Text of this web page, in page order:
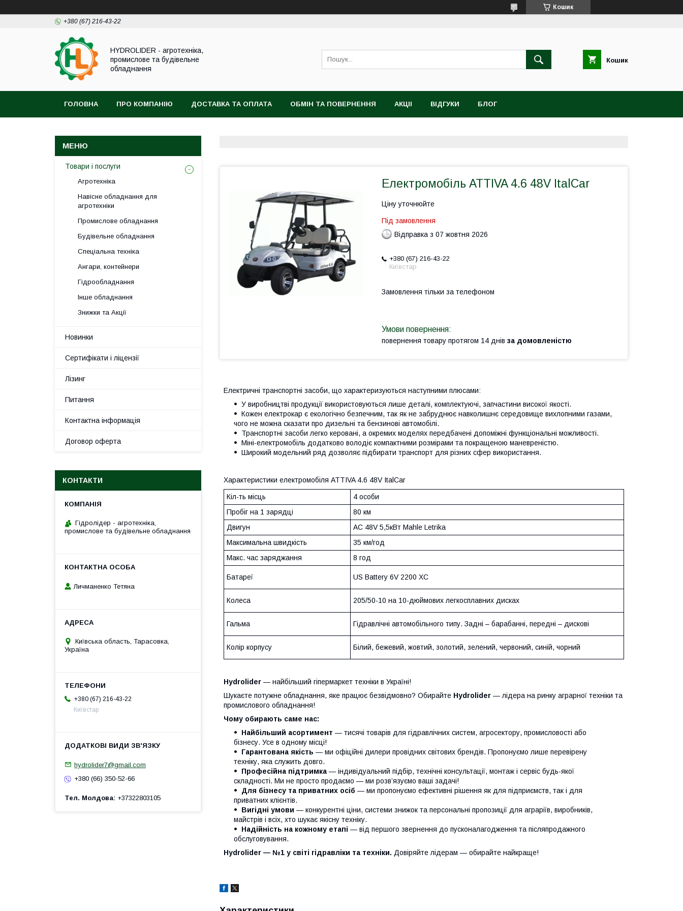
Кошик
+380 (67) 216-43-22
HYDROLIDER - агротехніка,
промислове та будівельне
обладнання
Кошик
ГОЛОВНА ПРО КОМПАНІЮ ДОСТАВКА ТА ОПЛАТА ОБМІН ТА ПОВЕРНЕННЯ АКЦІІ ВІДГУКИ БЛОГ
Електромобіль ATTIVA 4.6 48V ItalCar
Ціну уточнюйте
Під замовлення
Відправка з 07 жовтня 2026
+380 (67) 216-43-22
Київстар
Замовлення тільки за телефоном
повернення товару протягом 14 днів за домовленістю
Електричні транспортні засоби, що характеризуються наступними плюсами:
У виробництві продукції використовуються лише деталі, комплектуючі, запчастини високої якості.
Кожен електрокар є екологічно безпечним, так як не забруднює навколишнє середовище вихлопними газами,
чого не можна сказати про дизельні та бензинові автомобілі.
Транспортні засоби легко керовані, а окремих моделях передбачені допоміжні функціональні можливості.
Міні-електромобіль додатково володіє компактними розмірами та покращеною маневреністю.
Широкий модельний ряд дозволяє підбирати транспорт для різних сфер використання.
Характеристики електромобіля ATTIVA 4.6 48V ItalCar
Кіл-ть місць
4 особи
Пробіг на 1 зарядці
80 км
Двигун
AC 48V 5,5кВт Mahle Letrika
Максимальна швидкість
35 км/год
Макс. час заряджання
8 год
Батареї US Battery 6V 2200 XC
Колеса 205/50-10 на 10-дюймових легкосплавних дисках
Гальма Гідравлічні автомобільного типу. Задні – барабанні, передні – дискові
Колір корпусу Білий, бежевий, жовтий, золотий, зелений, червоний, синій, чорний
Hydrolider — найбільший гіпермаркет техніки в Україні!
Шукаєте потужне обладнання, яке працює безвідмовно? Обирайте Hydrolider — лідера на ринку аграрної техніки та
промислового обладнання!
Чому обирають саме нас:
Найбільший асортимент — тисячі товарів для гідравлічних систем, агросектору, промисловості або
бізнесу. Усе в одному місці!
Гарантована якість — ми офіційні дилери провідних світових брендів. Пропонуємо лише перевірену
техніку, яка служить довго.
Професійна підтримка — індивідуальний підбір, технічні консультації, монтаж і сервіс будь-якої
складності. Ми не просто продаємо — ми розв’язуємо ваші задачі!
Для бізнесу та приватних осіб — ми пропонуємо ефективні рішення як для підприємств, так і для
приватних клієнтів.
Вигідні умови — конкурентні ціни, системи знижок та персональні пропозиції для аграріїв, виробників,
майстрів і всіх, хто шукає якісну техніку.
Надійність на кожному етапі — від першого звернення до пусконалагодження та післяпродажного
обслуговування.
Hydrolider — №1 у світі гідравліки та техніки. Довіряйте лідерам — обирайте найкраще!
Товари і послуги
Агротехніка
Навісне обладнання для
агротехніки
Промислове обладнання
Будівельне обладнання
Спеціальна техніка
Ангари, контейнери
Гідрообладнання
Інше обладнання
Знижки та Акції
Новинки
Сертифікати і ліцензії
Лізинг
Питання
Контактна інформація
Договор оферта
КОНТАКТИ
Гідролідер - агротехніка,
промислове та будівельне обладнання
Личманенко Тетяна
Київська область, Тарасовка,
Україна
+380 (67) 216-43-22
Київстар
hydrolider7@gmail.com
+380 (66) 350-52-66
Тел. Молдова +37322803105